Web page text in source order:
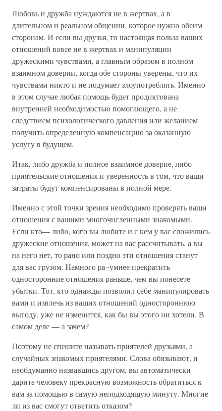
Любовь и дружба нуждаются не в жертвах, а в
длительном и реальном общении, которое нужно обеим
сторонам. И если вы друзья, то настоящая польза ваших
отношений вовсе не в жертвах и манипуляции
дружескими чувствами, а главным образом в полном
взаимном доверии, когда обе стороны уверены, что их
чувствами никто и не подумает злоупотреблять. Именно
в этом случае любая помощь будет продиктована
внутренней необходимостью помогающего, а не
следствием психологического давления или желанием
получить определенную компенсацию за оказанную
услугу в будущем.
Итак, либо дружба и полное взаимное доверие, либо
приятельские отношения и уверенность в том, что ваши
затраты будут компенсированы в полной мере.
Именно с этой точки зрения необходимо проверять ваши
отношения с вашими многочисленными знакомыми.
Если кто— либо, кого вы любите и с кем у вас сложились
дружеские отношения, может на вас рассчитывать, а вы
на него нет, то рано или поздно эти отношения станут
для вас грузом. Намного ра¬умнее прекратить
односторонние отношения раньше, чем вы понесете
убытки. Тот, кто однажды позволил себе манипулировать
вами и извлечь из ваших отношений одностороннюю
выгоду, уже не изменится, как бы вы этого ни хотели. В
самом деле — а зачем?
Поэтому не спешите называть приятелей друзьями, а
случайных знакомых приятелями. Слова обязывают, и
необдуманно назвавшись другом, вы автоматически
дарите человеку прекрасную возможность обратиться к
вам за помощью в самую неподходящую минуту. Многие
ли из вас смогут ответить отказом?